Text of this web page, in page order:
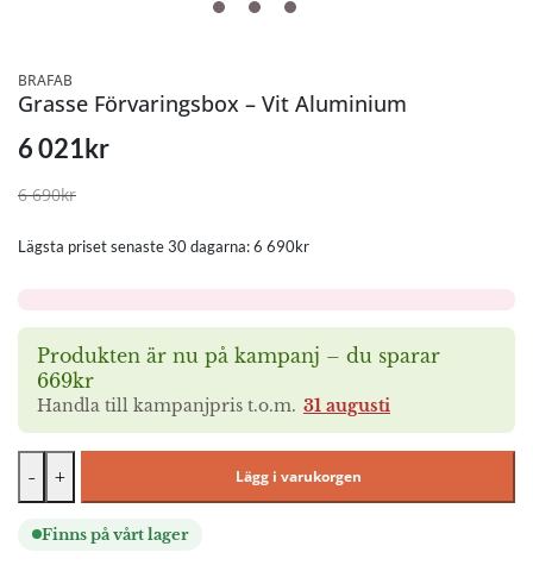
BRAFAB
Grasse Förvaringsbox – Vit Aluminium
6 690kr
6 021kr
Lägsta priset senaste 30 dagarna:6 690kr
Produkten är nu på kampanj – du sparar
669kr
Handla till kampanjpris t.o.m. 31 augusti
- + Lägg i varukorgen
Finns på vårt lager